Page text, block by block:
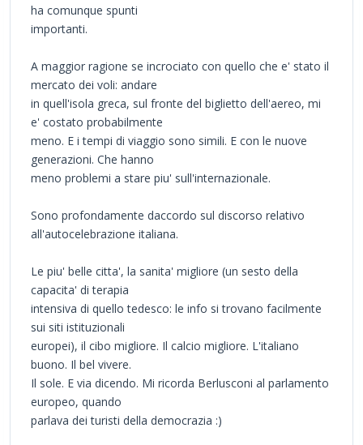
ha comunque spunti
importanti.
A maggior ragione se incrociato con quello che e' stato il
mercato dei voli: andare
in quell'isola greca, sul fronte del biglietto dell'aereo, mi
e' costato probabilmente
meno. E i tempi di viaggio sono simili. E con le nuove
generazioni. Che hanno
meno problemi a stare piu' sull'internazionale.
Sono profondamente daccordo sul discorso relativo
all'autocelebrazione italiana.
Le piu' belle citta', la sanita' migliore (un sesto della
capacita' di terapia
intensiva di quello tedesco: le info si trovano facilmente
sui siti istituzionali
europei), il cibo migliore. Il calcio migliore. L'italiano
buono. Il bel vivere.
Il sole. E via dicendo. Mi ricorda Berlusconi al parlamento
europeo, quando
parlava dei turisti della democrazia :)